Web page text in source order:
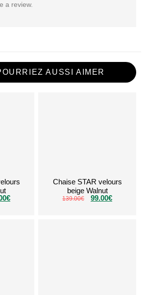
a review.
AUSSI AIMER
€
Chaise STAR velours
beige Walnut
139.00€ 99.00€